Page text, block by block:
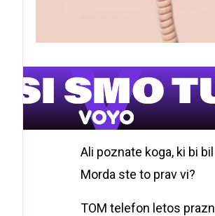
Ali poznate koga, ki bi
Morda ste to prav vi?
TOM telefon letos